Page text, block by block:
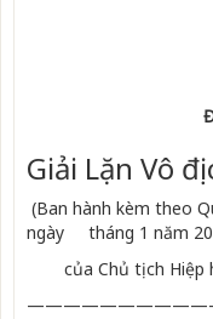
Giải Lặn Vô
(Ban hành kèm theo
ngày tháng 1 năm
của Chủ tịch Hiệp